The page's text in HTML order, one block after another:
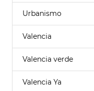
Urbanismo
Valencia
Valencia verde
Valencia Ya